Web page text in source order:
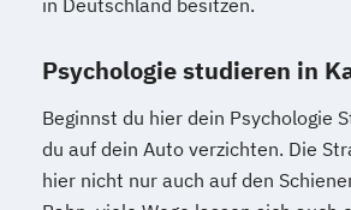
Psychologie studieren in
Beginnst du hier dein Psychologie
du auf dein Auto verzichten. Die
hier nicht nur auch auf den